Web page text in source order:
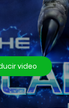
video